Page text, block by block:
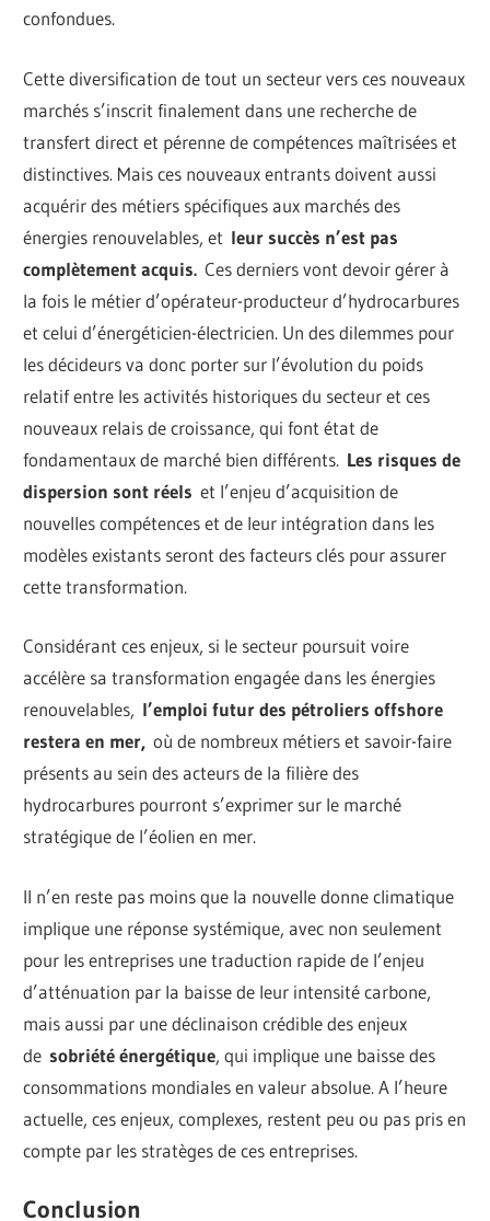
confondues.
Cette diversification de tout un secteur vers ces nouveaux
marchés s’inscrit finalement dans une recherche de
transfert direct et pérenne de compétences maîtrisées et
distinctives. Mais ces nouveaux entrants doivent aussi
acquérir des métiers spécifiques aux marchés des
énergies renouvelables, et leur succès n’est pas
complètement acquis. Ces derniers vont devoir gérer à
la fois le métier d’opérateur-producteur d’hydrocarbures
et celui d’énergéticien-électricien. Un des dilemmes pour
les décideurs va donc porter sur l’évolution du poids
relatif entre les activités historiques du secteur et ces
nouveaux relais de croissance, qui font état de
fondamentaux de marché bien différents. Les risques de
dispersion sont réels et l’enjeu d’acquisition de
nouvelles compétences et de leur intégration dans les
modèles existants seront des facteurs clés pour assurer
cette transformation.
Considérant ces enjeux, si le secteur poursuit voire
accélère sa transformation engagée dans les énergies
renouvelables, l’emploi futur des pétroliers offshore
restera en mer, où de nombreux métiers et savoir-faire
présents au sein des acteurs de la filière des
hydrocarbures pourront s’exprimer sur le marché
stratégique de l’éolien en mer.
Il n’en reste pas moins que la nouvelle donne climatique
implique une réponse systémique, avec non seulement
pour les entreprises une traduction rapide de l’enjeu
d’atténuation par la baisse de leur intensité carbone,
mais aussi par une déclinaison crédible des enjeux
de sobriété énergétique, qui implique une baisse des
consommations mondiales en valeur absolue. A l’heure
actuelle, ces enjeux, complexes, restent peu ou pas pris en
compte par les stratèges de ces entreprises.
Conclusion